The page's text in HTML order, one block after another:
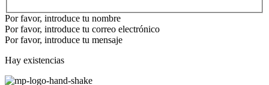
Por favor, introduce tu nombre
Por favor, introduce tu correo electrónico
Por favor, introduce tu mensaje
Hay existencias